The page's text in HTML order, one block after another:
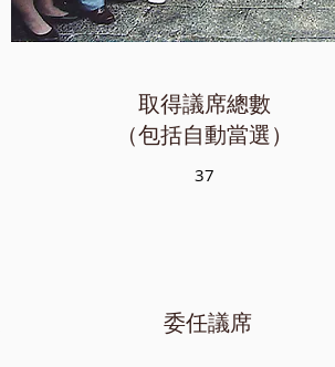
取得議席總數
（包括自動當選）
37
委任議席